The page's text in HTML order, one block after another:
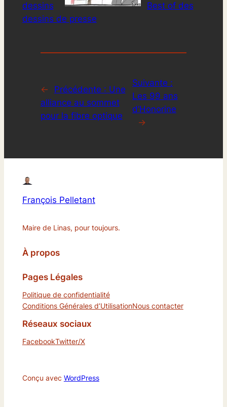
dessins
Best of des
dessins de presse
← Précédente : Une
alliance au sommet
pour la fibre optique
Suivante :
Les 99 ans
d’Honorine
→
François Pelletant
Maire de Linas, pour toujours.
À propos
Pages Légales
Politique de confidentialité
Conditions Générales d’UtilisationNous contacter
Réseaux sociaux
FacebookTwitter/X
Conçu avec WordPress